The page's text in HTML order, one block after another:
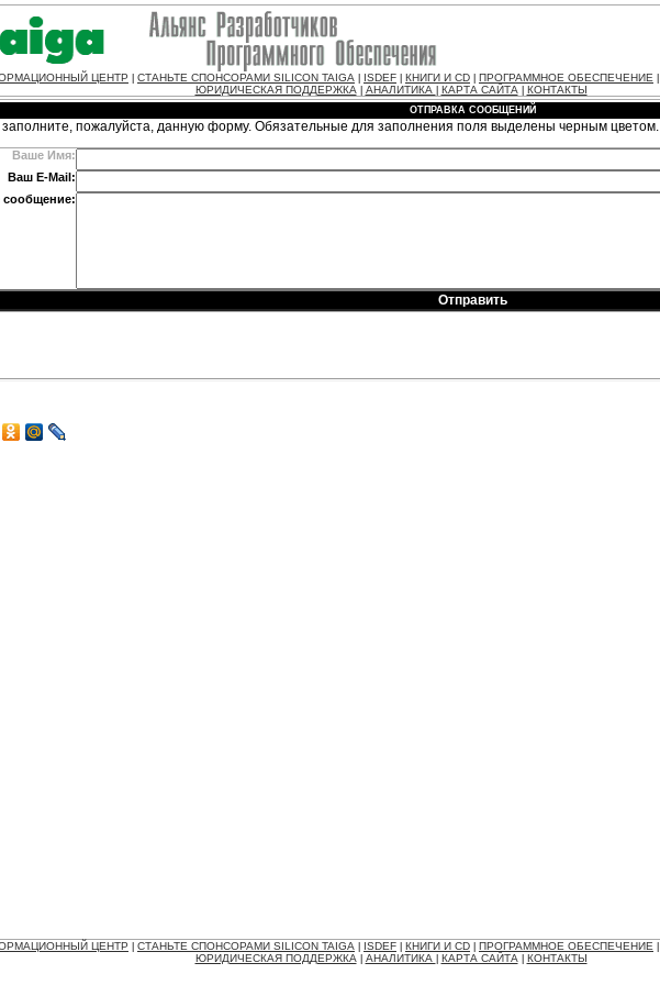
ЦЕНТР СТАНЬТЕ СПОНСОРАМИ SILICON TAIGA ISDEF КНИГИ И CD ПРОГРАММНОЕ ОБЕСПЕЧЕНИЕ
ЮРИДИЧЕСКАЯ ПОДДЕРЖКА| АНАЛИТИКА КАРТА САЙТА| КОНТАКТЫ
ОТПРАВКА СООБЩЕНИЙ
пожалуйста, данную форму. Обязательные для заполнения поля выделены черным цветом.
Ваше Имя:
Ваш E-Mail:
ЦЕНТР СТАНЬТЕ СПОНСОРАМИ SILICON TAIGA ISDEF КНИГИ И CD ПРОГРАММНОЕ ОБЕСПЕЧЕНИЕ
ЮРИДИЧЕСКАЯ ПОДДЕРЖКА| АНАЛИТИКА КАРТА САЙТА| КОНТАКТЫ